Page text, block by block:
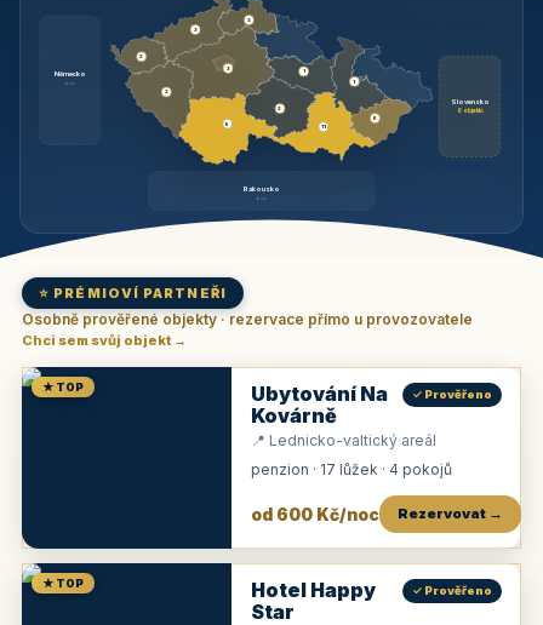
Německo
brzy
Slovensko
6 objektů
Rakousko
brzy
3
9
3
3
3
3
1
2
11
1
6
⭐ PRÉMIOVÍ PARTNEŘI
Osobně prověřené objekty · rezervace přímo u provozovatele
Chci sem svůj objekt →
★ TOP
Ubytování Na
Kovárně
✓ Prověřeno
📍 Lednicko-valtický areál
penzion · 17 lůžek · 4 pokojů
od 600 Kč/noc Rezervovat →
★ TOP
Hotel Happy
Star
✓ Prověřeno